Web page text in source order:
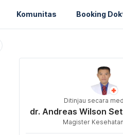
Komunitas Booking
Ditinjau secara
dr. Andreas Wilson
Magister